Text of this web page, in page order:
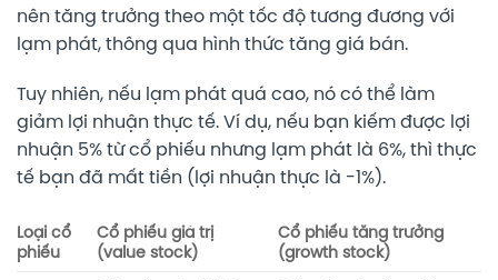
nên tăng trưởng theo một tốc độ tương đương với
lạm phát, thông qua hình thức tăng giá bán.
Tuy nhiên, nếu lạm phát quá cao, nó có thể làm
giảm lợi nhuận thực tế. Ví dụ, nếu bạn kiếm được lợi
nhuận 5% từ cổ phiếu nhưng lạm phát là 6%, thì thực
tế bạn đã mất tiền (lợi nhuận thực là -1%).
Loại cổ
phiếu
Cổ phiếu giá trị
(value stock)
Cổ phiếu tăng trưởng
(growth stock)